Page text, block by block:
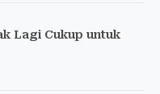
Lagi Cukup untuk